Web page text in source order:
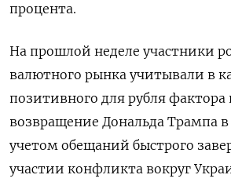
процента.
На прошлой неделе участники
валютного рынка учитывали в
позитивного для рубля фактора
возвращение Дональда Трампа
учетом обещаний быстрого
участии конфликта вокруг